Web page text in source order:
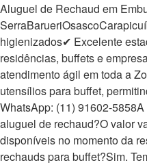
Aluguel de Rechaud em
higienizados✔ Excelente
residências, buffets e
atendimento ágil em toda a
utensílios para buffet,
WhatsApp: (11) 91602-
aluguel de rechaud?O valor
disponíveis no momento da
rechauds para buffet?Sim.